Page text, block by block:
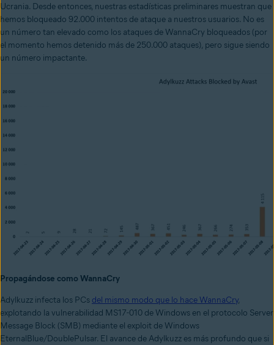
Ucrania. Desde entonces, nuestras estadísticas preliminares muestran que
hemos bloqueado 92.000 intentos de ataque a nuestros usuarios. No es
un número tan elevado como los ataques de WannaCry bloqueados (por
el momento hemos detenido más de 250.000 ataques), pero sigue siendo
un número impactante.
Propagándose como WannaCry
Adylkuzz infecta los PCs del mismo modo que lo hace WannaCry,
explotando la vulnerabilidad MS17-010 de Windows en el protocolo Server
Message Block (SMB) mediante el exploit de Windows
EternalBlue/DoublePulsar. El avance de Adylkuzz es más profundo que si